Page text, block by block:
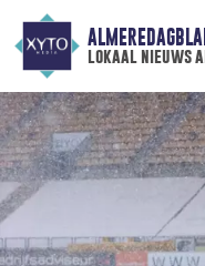
lokaal nieuws